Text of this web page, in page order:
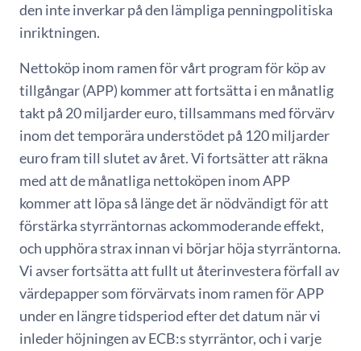
den inte inverkar på den lämpliga penningpolitiska
inriktningen.
Nettoköp inom ramen för vårt program för köp av
tillgångar (APP) kommer att fortsätta i en månatlig
takt på 20 miljarder euro, tillsammans med förvärv
inom det temporära understödet på 120 miljarder
euro fram till slutet av året. Vi fortsätter att räkna
med att de månatliga nettoköpen inom APP
kommer att löpa så länge det är nödvändigt för att
förstärka styrräntornas ackommoderande effekt,
och upphöra strax innan vi börjar höja styrräntorna.
Vi avser fortsätta att fullt ut återinvestera förfall av
värdepapper som förvärvats inom ramen för APP
under en längre tidsperiod efter det datum när vi
inleder höjningen av ECB:s styrräntor, och i varje